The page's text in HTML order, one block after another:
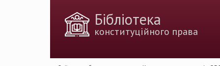
Голова
Бібліотека
конституційного права